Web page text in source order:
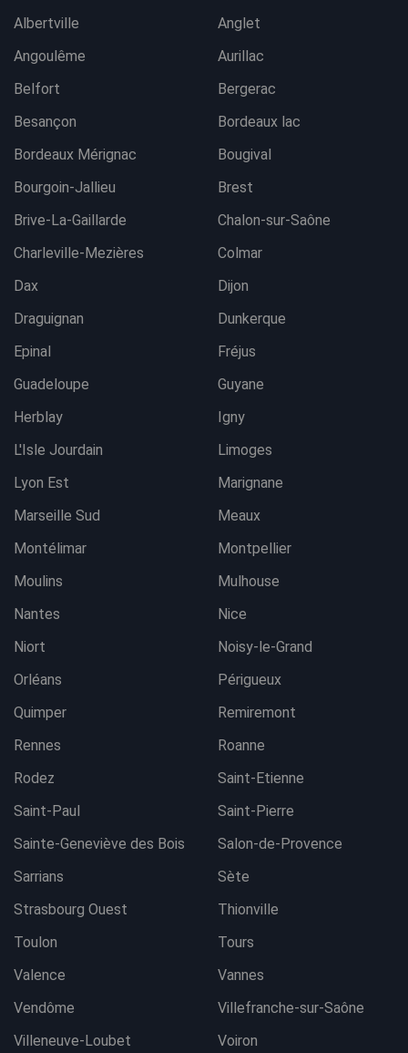
Albertville
Anglet
Angoulême
Aurillac
Belfort
Bergerac
Besançon
Bordeaux lac
Bordeaux Mérignac
Bougival
Bourgoin-Jallieu
Brest
Brive-La-Gaillarde
Chalon-sur-Saône
Charleville-Mezières
Colmar
Dax
Dijon
Draguignan
Dunkerque
Epinal
Fréjus
Guadeloupe
Guyane
Herblay
Igny
L'Isle Jourdain
Limoges
Lyon Est
Marignane
Marseille Sud
Meaux
Montélimar
Montpellier
Moulins
Mulhouse
Nantes
Nice
Niort
Noisy-le-Grand
Orléans
Périgueux
Quimper
Remiremont
Rennes
Roanne
Rodez
Saint-Etienne
Saint-Paul
Saint-Pierre
Sainte-Geneviève des Bois
Salon-de-Provence
Sarrians
Sète
Strasbourg Ouest
Thionville
Toulon
Tours
Valence
Vannes
Vendôme
Villefranche-sur-Saône
Villeneuve-Loubet
Voiron